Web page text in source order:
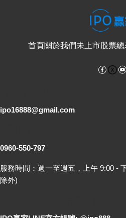
首頁關於我們未上市股票總
ipo16888@gmail.com
0960-550-797
服務時間：週一至週五，上午 9:00 -
除外)